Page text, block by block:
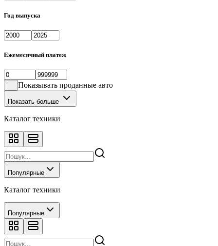
Год выпуска
Ежемесячный платеж
Показывать проданные авто
Показать больше
Каталог техники
Популярные
Каталог техники
Популярные